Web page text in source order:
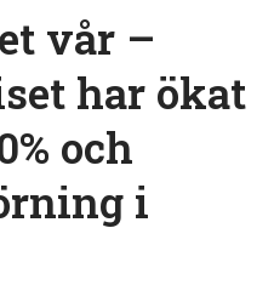
vår –
har ökat
och
i